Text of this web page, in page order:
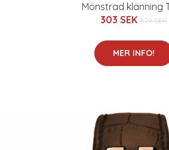
Mönstrad klänning
303 SEK 379 SEK
MER INFO!